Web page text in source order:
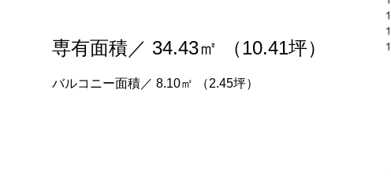
専有面積／ 34.43㎡ （10.41坪）
バルコニー面積／ 8.10㎡ （2.45坪）